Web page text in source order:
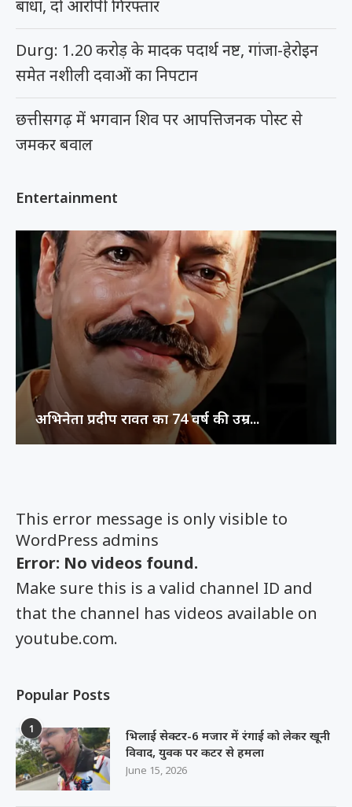
This error message is only visible to
WordPress admins
Error: No videos found.
Make sure this is a valid channel ID and
that the channel has videos available on
youtube.com.
Popular Posts
1
भिलाई सेक्टर-6 मजार में रंगाई को लेकर खूनी
विवाद, युवक पर कटर से हमला
June 15, 2026
बाधा, दो आरोपी गिरफ्तार
Durg: 1.20 करोड़ के मादक पदार्थ नष्ट, गांजा-हेरोइन
समेत नशीली दवाओं का निपटान
छत्तीसगढ़ में भगवान शिव पर आपत्तिजनक पोस्ट से
जमकर बवाल
Entertainment
अभिनेता प्रदीप रावत का 74 वर्ष की उम्र...